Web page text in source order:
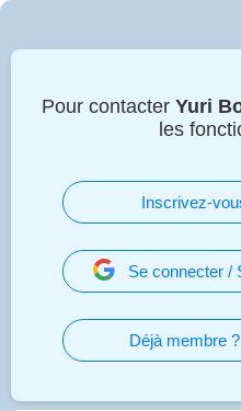
Pour contacter Yuri
les
Inscrivez-
Se connecter /
Déjà membre